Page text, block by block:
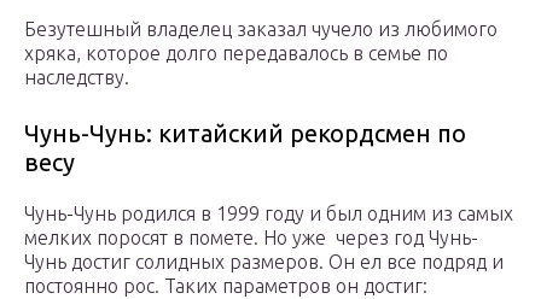
Безутешный владелец заказал чучело из любимого
хряка, которое долго передавалось в семье по
наследству.
Чунь-Чунь: китайский рекордсмен по
весу
Чунь-Чунь родился в 1999 году и был одним из самых
мелких поросят в помете. Но уже через год Чунь-
Чунь достиг солидных размеров. Он ел все подряд и
постоянно рос. Таких параметров он достиг: